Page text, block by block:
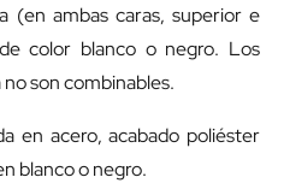
(en ambas caras, superior e
color blanco o negro. Los
son combinables.
en acero, acabado poliéster
blanco o negro.